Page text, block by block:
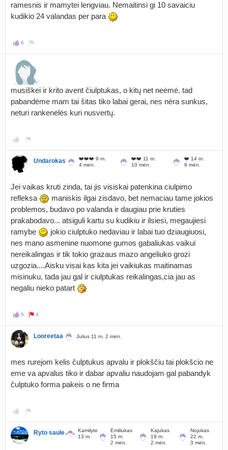
ramesnis ir mamytei lengviau. Nemaitinsi gi 10 savaiciu
kudikio 24 valandas per para
8
musiškei ir krito avent čiulptukas, o kitų net neėmė. tad
pabandėme mam tai šitas tiko labai gerai, nes nėra sunkus,
neturi rankenėlės kuri nusvertų.
Undarokas
❤️❤️❤️ 9 m.
4 mėn.
❤️❤️ 11 m.
10 mėn.
❤️ 14 m.
9 mėn.
Jei vaikas kruti zinda, tai jis visiskai patenkina ciulpimo
refleksa
maniskis ilgai zisdavo, bet nemaciau tame jokios
problemos, budavo po valanda ir daugiau prie kruties
prakabodavo... atsiguli kartu su kudikiu ir ilsiesi, megaujiesi
ramybe
jokio ciulptuko nedaviau ir labai tuo dziaugiuosi,
nes mano asmenine nuomone gumos gabaliukas vaikui
nereikalingas ir tik tokio grazaus mazo angeliuko grozi
uzgozia....Aisku visai kas kita jei vaikiukas maitinamas
misinuku, tada jau gal ir ciulptukas reikalingas,cia jau as
negaliu nieko patart
9 4
Looreetaa Julius 11 m. 2 mėn.
mes rurejom kelis čulptukus apvalu ir plokščiu tai plokšcio ne
eme va apvalus tiko ir dabar apvaliu naudojam gal pabandyk
čulptuko forma pakeis o ne firma
Ryto saule
Kamilyte
13 m.
Emiliukas
15 m.
2 mėn.
Kajukas
19 m.
2 mėn.
Nojukas
22 m.
3 mėn.